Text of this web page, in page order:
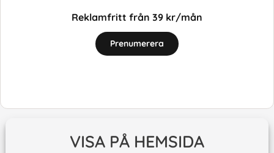
Reklamfritt från 39 kr/mån
Prenumerera
VISA PÅ HEMSIDA